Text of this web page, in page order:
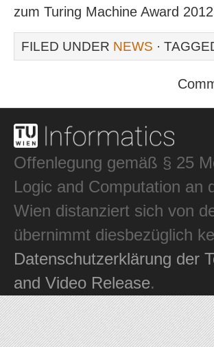
zum Turing Machine Award
FILED UNDER NEWS ·
Offenlegung gemäß § 25
Logic and Computation an
Wien distanziert sich von
übernimmt diesbezüglich
Datenschutzerklärung der
and Video Release.